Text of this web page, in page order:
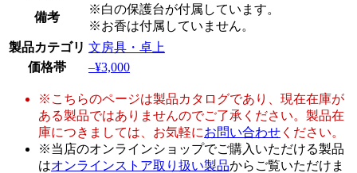
備考
※白の保護台が付属しています。
※お香は付属していません。
製品カテゴリ 文房具・卓上
価格帯
–¥3,000
※こちらのページは製品カタログであり、現在在庫が
ある製品ではありませんのでご了承ください。製品在
庫につきましては、お気軽にお問い合わせ ください。
※当店のオンラインショップでご購入いただける製品
はオンラインストア取り扱い製品からご覧いただけま